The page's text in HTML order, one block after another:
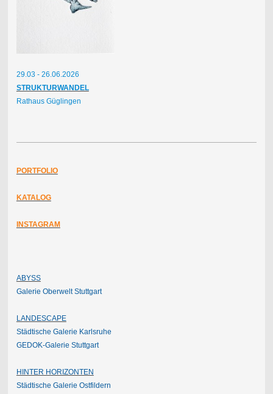
29.03 - 26.06.2026
STRUKTURWANDEL
Rathaus Güglingen
PORTFOLIO
KATALOG
INSTAGRAM
ABYSS
Galerie Oberwelt Stuttgart
LANDESCAPE
Städtische Galerie Karlsruhe
GEDOK-Galerie Stuttgart
HINTER HORIZONTEN
Städtische Galerie Ostfildern